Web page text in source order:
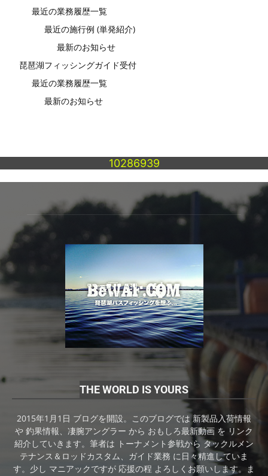
最近の業務履歴一覧
最近の施行例 (単発紹介)
最新のお知らせ
琵琶湖フィッシングガイド受付
最近の業務履歴一覧
最新のお知らせ
10286939
THE WORLD IS YOURS
2015年1月1日 ブログを開設。このブログでは 新製品入荷情報
や 釣果情報、凄腕アングラー から おもしろ最新動画 を リンク
紹介していきます。筆者は トーナメント参戦から タックルメン
テナンス＆ロッドカスタム、ガイド業務 に日々精進していま
す。少し マニアックですが 応援の程 よろしくお願いします。ま